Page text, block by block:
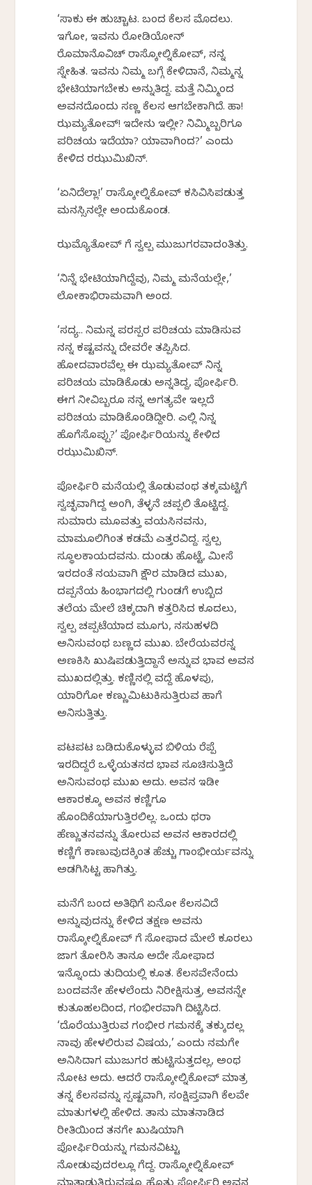
‘ಸಾಕು ಈ ಹುಚ್ಚಾಟ. ಬಂದ ಕೆಲಸ ಮೊದಲು.
ಇಗೋ, ಇವನು ರೋಡಿಯೋನ್
ರೊಮಾನೊವಿಚ್ ರಾಸ್ಕೋಲ್ನಿಕೋವ್, ನನ್ನ
ಸ್ನೇಹಿತ. ಇವನು ನಿಮ್ಮ ಬಗ್ಗೆ ಕೇಳಿದಾನೆ, ನಿಮ್ಮನ್ನ
ಭೇಟಿಯಾಗಬೇಕು ಅನ್ನುತಿದ್ದ. ಮತ್ತೆ ನಿಮ್ಮಿಂದ
ಅವನದೊಂದು ಸಣ್ಣ ಕೆಲಸ ಆಗಬೇಕಾಗಿದೆ. ಹಾ!
ಝಮ್ಯತೋವ್! ಇದೇನು ಇಲ್ಲೀ? ನಿಮ್ಮಿಬ್ಬರಿಗೂ
ಪರಿಚಯ ಇದೆಯಾ? ಯಾವಾಗಿಂದ?’ ಎಂದು
ಕೇಳಿದ ರಝುಮಿಖಿನ್.
‘ಏನಿದೆಲ್ಲಾ!’ ರಾಸ್ಕೋಲ್ನಿಕೋವ್ ಕಸಿವಿಸಿಪಡುತ್ತ
ಮನಸ್ಸಿನಲ್ಲೇ ಅಂದುಕೊಂಡ.
ಝಮ್ಯೊತೋವ್‍ ಗೆ ಸ್ವಲ್ಪ ಮುಜುಗರವಾದಂತಿತ್ತು.
‘ನಿನ್ನೆ ಭೇಟಿಯಾಗಿದ್ದೆವು, ನಿಮ್ಮ ಮನೆಯಲ್ಲೇ,’
ಲೋಕಾಭಿರಾಮವಾಗಿ ಅಂದ.
‘ಸದ್ಯ.. ನಿಮನ್ನ ಪರಸ್ಪರ ಪರಿಚಯ ಮಾಡಿಸುವ
ನನ್ನ ಕಷ್ಟವನ್ನು ದೇವರೇ ತಪ್ಪಿಸಿದ.
ಹೋದವಾರವೆಲ್ಲ ಈ ಝಮ್ಯತೋವ್ ನಿನ್ನ
ಪರಿಚಯ ಮಾಡಿಕೊಡು ಅನ್ನತಿದ್ದ, ಪೋರ್ಫಿರಿ.
ಈಗ ನೀವಿಬ್ಬರೂ ನನ್ನ ಅಗತ್ಯವೇ ಇಲ್ಲದೆ
ಪರಿಚಯ ಮಾಡಿಕೊಂಡಿದ್ದೀರಿ. ಎಲ್ಲಿ ನಿನ್ನ
ಹೊಗೆಸೊಪ್ಪು?’ ಪೋರ್ಫಿರಿಯನ್ನು ಕೇಳಿದ
ರಝುಮಿಖಿನ್.
ಪೋರ್ಫಿರಿ ಮನೆಯಲ್ಲಿ ತೊಡುವಂಥ ತಕ್ಕಮಟ್ಟಿಗೆ
ಸ್ವಚ್ಛವಾಗಿದ್ದ ಅಂಗಿ, ತೆಳ್ಳನೆ ಚಪ್ಪಲಿ ತೊಟ್ಟಿದ್ದ.
ಸುಮಾರು ಮೂವತ್ತು ವಯಸಿನವನು,
ಮಾಮೂಲಿಗಿಂತ ಕಡಮೆ ಎತ್ತರವಿದ್ದ. ಸ್ವಲ್ಪ
ಸ್ಥೂಲಕಾಯದವನು. ದುಂಡು ಹೊಟ್ಟೆ, ಮೀಸೆ
ಇರದಂತೆ ನಯವಾಗಿ ಕ್ಷೌರ ಮಾಡಿದ ಮುಖ,
ದಪ್ಪನೆಯ ಹಿಂಭಾಗದಲ್ಲಿ ಗುಂಡಗೆ ಉಬ್ಬಿದ
ತಲೆಯ ಮೇಲೆ ಚಿಕ್ಕದಾಗಿ ಕತ್ತರಿಸಿದ ಕೂದಲು,
ಸ್ವಲ್ಪ ಚಪ್ಪಟೆಯಾದ ಮೂಗು, ನಸುಹಳದಿ
ಅನಿಸುವಂಥ ಬಣ್ಣದ ಮುಖ. ಬೇರೆಯವರನ್ನ
ಅಣಕಿಸಿ ಖುಷಿಪಡುತ್ತಿದ್ದಾನೆ ಅನ್ನುವ ಭಾವ ಅವನ
ಮುಖದಲ್ಲಿತ್ತು. ಕಣ್ಣಿನಲ್ಲಿ ವದ್ದೆ ಹೊಳಪು,
ಯಾರಿಗೋ ಕಣ್ಣುಮಿಟುಕಿಸುತ್ತಿರುವ ಹಾಗೆ
ಅನಿಸುತ್ತಿತ್ತು.
ಪಟಪಟ ಬಡಿದುಕೊಳ್ಳುವ ಬಿಳಿಯ ರೆಪ್ಪೆ
ಇರದಿದ್ದರೆ ಒಳ್ಳೆಯತನದ ಭಾವ ಸೂಚಿಸುತ್ತಿದೆ
ಅನಿಸುವಂಥ ಮುಖ ಅದು. ಅವನ ಇಡೀ
ಆಕಾರಕ್ಕೂ ಅವನ ಕಣ್ಣಿಗೂ
ಹೊಂದಿಕೆಯಾಗುತ್ತಿರಲಿಲ್ಲ. ಒಂದು ಥರಾ
ಹೆಣ್ಣುತನವನ್ನು ತೋರುವ ಅವನ ಆಕಾರದಲ್ಲಿ
ಕಣ್ಣಿಗೆ ಕಾಣುವುದಕ್ಕಿಂತ ಹೆಚ್ಚು ಗಾಂಭೀರ್ಯವನ್ನು
ಅಡಗಿಸಿಟ್ಟ ಹಾಗಿತ್ತು.
ಮನೆಗೆ ಬಂದ ಅತಿಥಿಗೆ ಏನೋ ಕೆಲಸವಿದೆ
ಅನ್ನುವುದನ್ನು ಕೇಳಿದ ತಕ್ಷಣ ಅವನು
ರಾಸ್ಕೋಲ್ನಿಕೋವ್‍ ಗೆ ಸೋಫಾದ ಮೇಲೆ ಕೂರಲು
ಜಾಗ ತೋರಿಸಿ ತಾನೂ ಅದೇ ಸೋಫಾದ
ಇನ್ನೊಂದು ತುದಿಯಲ್ಲಿ ಕೂತ. ಕೆಲಸವೇನೆಂದು
ಬಂದವನೇ ಹೇಳಲೆಂದು ನಿರೀಕ್ಷಿಸುತ್ತ, ಅವನನ್ನೇ
ಕುತೂಹಲದಿಂದ, ಗಂಭೀರವಾಗಿ ದಿಟ್ಟಿಸಿದ.
‘ದೊರೆಯುತ್ತಿರುವ ಗಂಭೀರ ಗಮನಕ್ಕೆ ತಕ್ಕುದಲ್ಲ
ನಾವು ಹೇಳಲಿರುವ ವಿಷಯ,’ ಎಂದು ನಮಗೇ
ಅನಿಸಿದಾಗ ಮುಜುಗರ ಹುಟ್ಟಿಸುತ್ತದಲ್ಲ, ಅಂಥ
ನೋಟ ಅದು. ಆದರೆ ರಾಸ್ಕೋಲ್ನಿಕೋವ್ ಮಾತ್ರ
ತನ್ನ ಕೆಲಸವನ್ನು ಸ್ಪಷ್ಟವಾಗಿ, ಸಂಕ್ಷಿಪ್ತವಾಗಿ ಕೆಲವೇ
ಮಾತುಗಳಲ್ಲಿ ಹೇಳಿದ. ತಾನು ಮಾತನಾಡಿದ
ರೀತಿಯಿಂದ ತನಗೇ ಖುಷಿಯಾಗಿ
ಪೋರ್ಫಿರಿಯನ್ನು ಗಮನವಿಟ್ಟು
ನೋಡುವುದರಲ್ಲೂ ಗೆದ್ದ. ರಾಸ್ಕೋಲ್ನಿಕೋವ್